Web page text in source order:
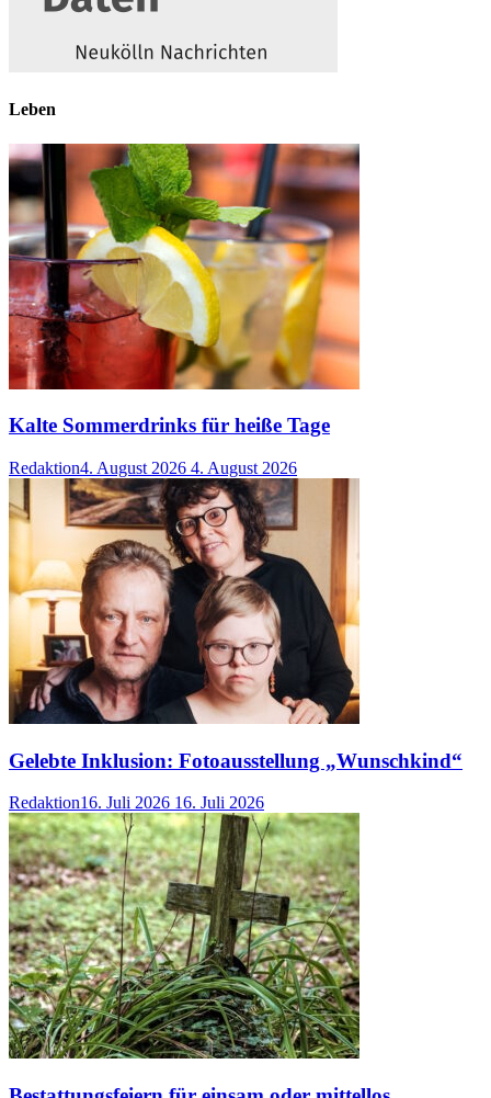
Leben
Kalte Sommerdrinks für heiße Tage
Redaktion4. August 2026 4. August 2026
Gelebte Inklusion: Fotoausstellung „Wunschkind“
Redaktion16. Juli 2026 16. Juli 2026